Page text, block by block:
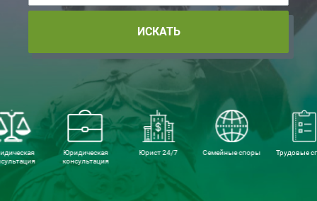
ИСКАТЬ
Юридическая
консультация
Юрист 24/7 Семейные споры Трудовые